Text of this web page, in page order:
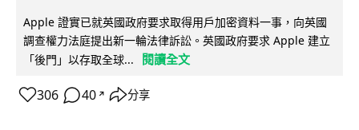
Apple 證實已就英國政府要求取得用戶加密資料一事，向英國
調查權力法庭提出新一輪法律訴訟。英國政府要求 Apple 建立
「後門」以存取全球...
閱讀全文
306 40 ↗ 分享